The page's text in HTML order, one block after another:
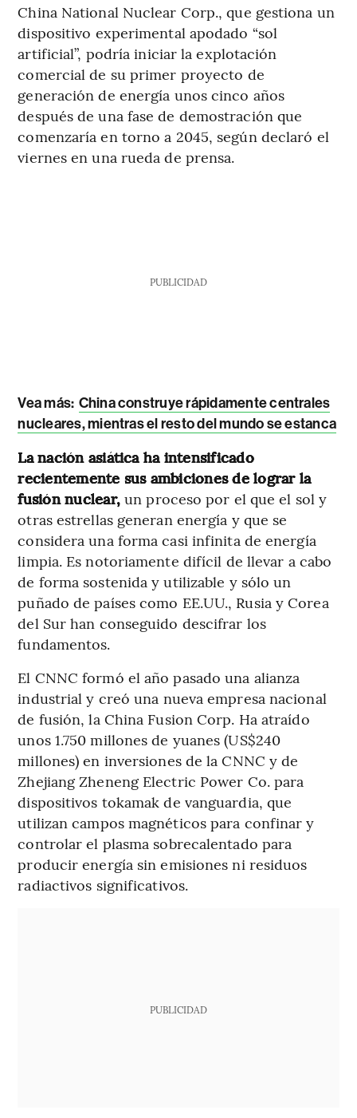
China National Nuclear Corp., que gestiona un
dispositivo experimental apodado “sol
artificial”, podría iniciar la explotación
comercial de su primer proyecto de
generación de energía unos cinco años
después de una fase de demostración que
comenzaría en torno a 2045, según declaró el
viernes en una rueda de prensa.
PUBLICIDAD
Vea más: China construye rápidamente centrales
nucleares, mientras el resto del mundo se estanca
La nación asiática ha intensificado
recientemente sus ambiciones de lograr la
fusión nuclear, un proceso por el que el sol y
otras estrellas generan energía y que se
considera una forma casi infinita de energía
limpia. Es notoriamente difícil de llevar a cabo
de forma sostenida y utilizable y sólo un
puñado de países como EE.UU., Rusia y Corea
del Sur han conseguido descifrar los
fundamentos.
El CNNC formó el año pasado una alianza
industrial y creó una nueva empresa nacional
de fusión, la China Fusion Corp. Ha atraído
unos 1.750 millones de yuanes (US$240
millones) en inversiones de la CNNC y de
Zhejiang Zheneng Electric Power Co. para
dispositivos tokamak de vanguardia, que
utilizan campos magnéticos para confinar y
controlar el plasma sobrecalentado para
producir energía sin emisiones ni residuos
radiactivos significativos.
PUBLICIDAD